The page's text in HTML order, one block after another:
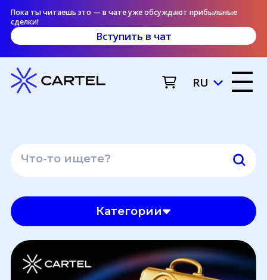
Пока ты читаешь это — в чате уже обсуждают прибыльные
сделки!
Вступить в чат
RU
Категории